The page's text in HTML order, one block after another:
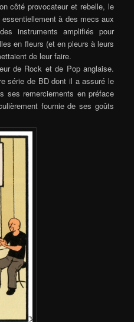
côté provocateur et rebelle, le
à des mecs aux
instruments amplifiés pour
en fleurs (et en pleurs à leurs
de leur faire.
de Rock et de Pop anglaise.
série de BD dont il a assuré le
ses remerciements en préface
fournie de ses goûts